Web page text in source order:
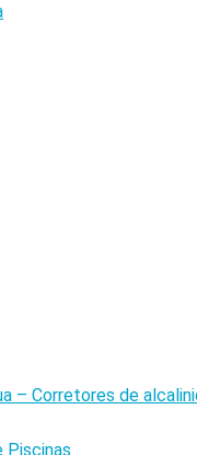
– Corretores de
Piscinas